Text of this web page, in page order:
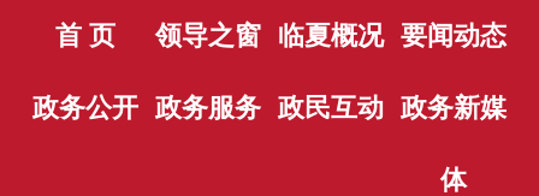
首 页 领导之窗 临夏概况 要闻动态
政务公开 政务服务 政民互动 政务新媒
体